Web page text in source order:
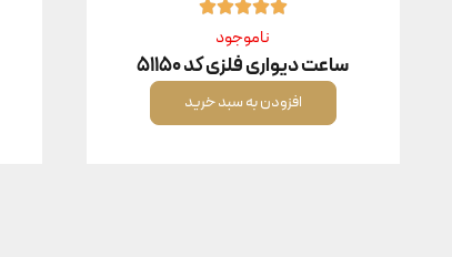
ناموجود
ساعت دیواری فلزی کد ۵۱۱۵۰
افزودن به سبد خرید